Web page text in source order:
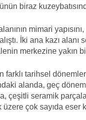
biraz
mimari
İki ana kazı
merkezine yakın
farklı tarihsel
alanda, geç
çeşitli seramik
çok sayıda eser